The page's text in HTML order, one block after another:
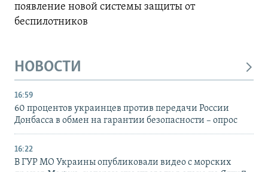
появление новой системы защиты от
беспилотников
НОВОСТИ
16:59
60 процентов украинцев против передачи России
Донбасса в обмен на гарантии безопасности – опрос
16:22
В ГУР МО Украины опубликовали видео с морских